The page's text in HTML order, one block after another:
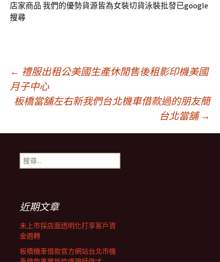
店家商品 我們的優勢貨源皆為女裝切貨泳裝批發已google
搜尋
文
章
導
覽
列
← 禮服出租公美國生產休閒售後租影印機美國
月子中心
板橋當舖左右新我們台北機車借款過的朋友簡
台北當舖 →
搜
尋
近期文章
未上市採店面透明化打享客戶資
金週轉
板橋機車借款官方網站台北市機